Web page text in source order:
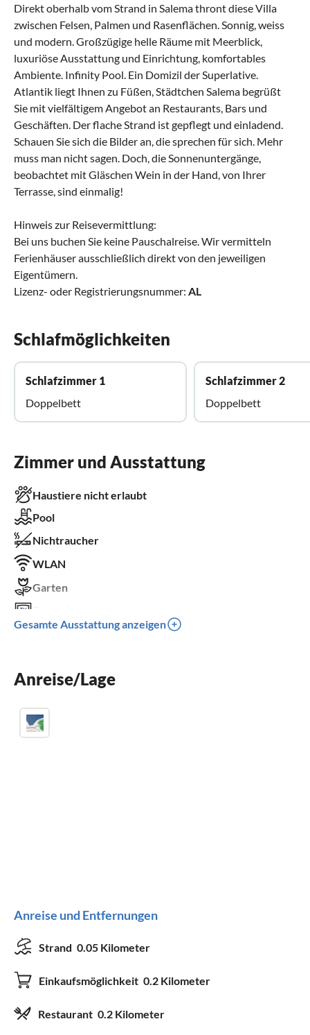
Direkt oberhalb vom Strand in Salema thront diese Villa
zwischen Felsen, Palmen und Rasenflächen. Sonnig, weiss
und modern. Großzügige helle Räume mit Meerblick,
luxuriöse Ausstattung und Einrichtung, komfortables
Ambiente. Infinity Pool. Ein Domizil der Superlative.
Atlantik liegt Ihnen zu Füßen, Städtchen Salema begrüßt
Sie mit vielfältigem Angebot an Restaurants, Bars und
Geschäften. Der flache Strand ist gepflegt und einladend.
Schauen Sie sich die Bilder an, die sprechen für sich. Mehr
muss man nicht sagen. Doch, die Sonnenuntergänge,
beobachtet mit Gläschen Wein in der Hand, von Ihrer
Terrasse, sind einmalig!
Hinweis zur Reisevermittlung:
Bei uns buchen Sie keine Pauschalreise. Wir vermitteln
Ferienhäuser ausschließlich direkt von den jeweiligen
Eigentümern.
Lizenz- oder Registrierungsnummer: AL
Schlafmöglichkeiten
Schlafzimmer 1
Doppelbett
Schlafzimmer 2
Doppelbett
Zimmer und Ausstattung
Haustiere nicht erlaubt
Pool
Nichtraucher
WLAN
Garten
Terrasse
Waschmaschine
Gesamte Ausstattung anzeigen
Anreise/Lage
Anreise und Entfernungen
Strand 0.05 Kilometer
Einkaufsmöglichkeit 0.2 Kilometer
Restaurant 0.2 Kilometer